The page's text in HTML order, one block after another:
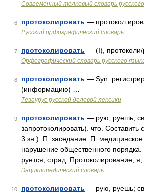
Современный толковый словарь
6 протоколировать — протокол
Русский орфографический словарь
7 протоколировать — (I),
Орфографический словарь русского
8 протоколировать — Syn:
(информацию) …
Тезаурус русской деловой лексики
9 протоколировать — рую, руешь;
запротоколировать). что. Составить
3 зн.). П. заседание. П. медицинское
нарушение общественного порядка.
руется; страд. Протоколирование, я;
Энциклопедический словарь
10 протоколировать — рую, руешь;